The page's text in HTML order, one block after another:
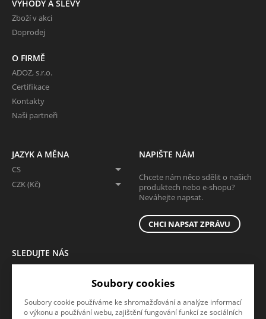
VÝHODY A SLEVY
Zboží v akci
Doprodej
O FIRMĚ
ADOZ, s.r.o.
Certifikace
Kontakty
Naši partneři
JAZYK A MĚNA
CS
CZK (Kč)
NAPIŠTE NÁM
Chcete nám něco sdělit o našich
produktech nebo e-shopu?
Neváhejte napsat.
CHCI NAPSAT ZPRÁVU
SLEDUJTE NÁS
Soubory cookies
Soubory cookie používáme ke shromažďování a analýze informací
o výkonu a používání webu, zajištění fungování funkcí ze sociálních